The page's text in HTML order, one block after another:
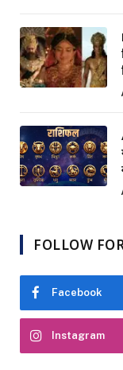
FOLLOW
Facebook
Instagram